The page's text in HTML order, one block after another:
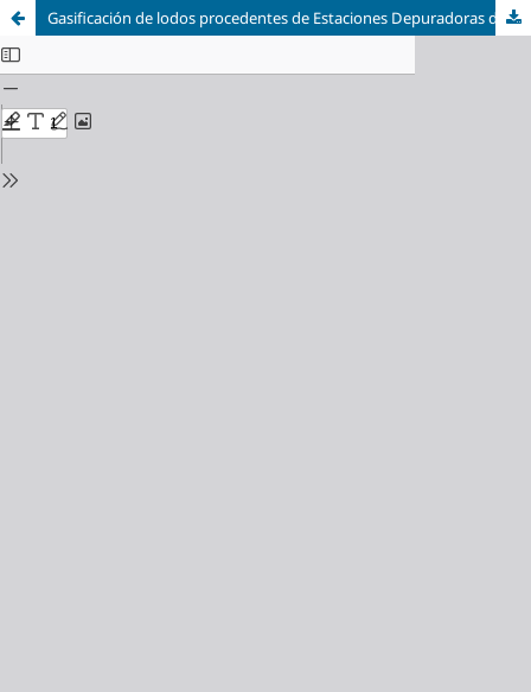
Gasificación de lodos procedentes de Estaciones Depuradoras de Aguas Residuales. Estudio del proceso para la limpieza y mejora de las propiedades del gas producto